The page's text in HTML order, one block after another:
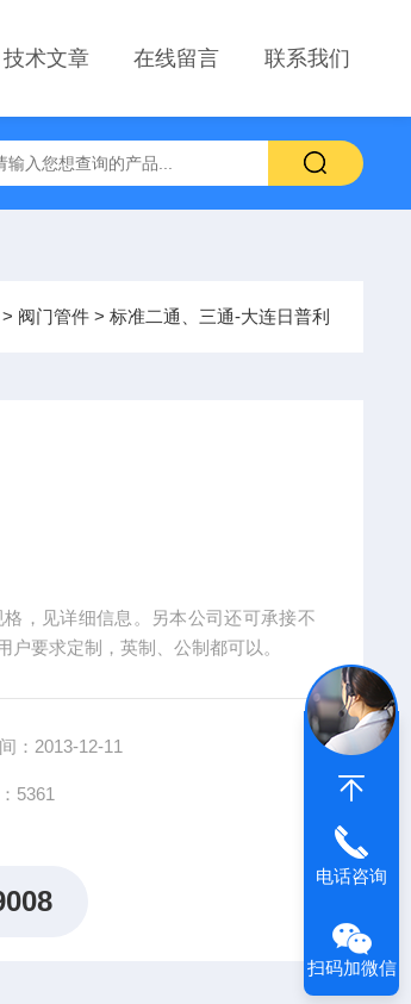
技术文章 在线留言 联系我们
阀门管件> 标准二通、三通-大连日普利
，见详细信息。另本公司还可承接不
要求定制，英制、公制都可以。
：2013-12-11
5361
电话咨询
扫码加微信